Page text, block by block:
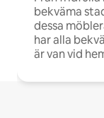
bekväma
dessa
har alla
är van vid